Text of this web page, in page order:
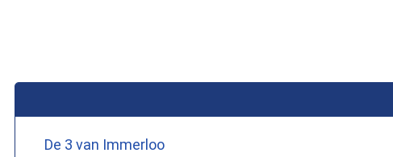
De 3 van Immerloo